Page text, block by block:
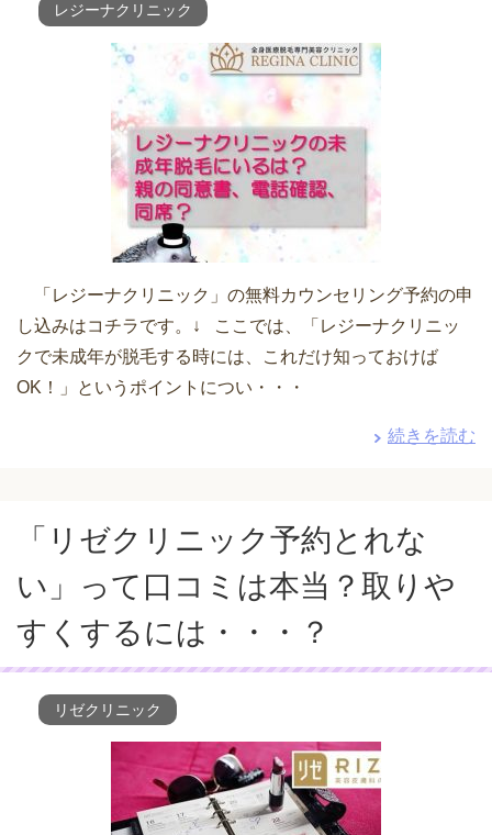
レジーナクリニック
「レジーナクリニック」の無料カウンセリング予約の申
し込みはコチラです。↓ ここでは、「レジーナクリニッ
クで未成年が脱毛する時には、これだけ知っておけば
OK！」というポイントについ・・・
続きを読む
「リゼクリニック予約とれな
い」って口コミは本当？取りや
すくするには・・・？
リゼクリニック